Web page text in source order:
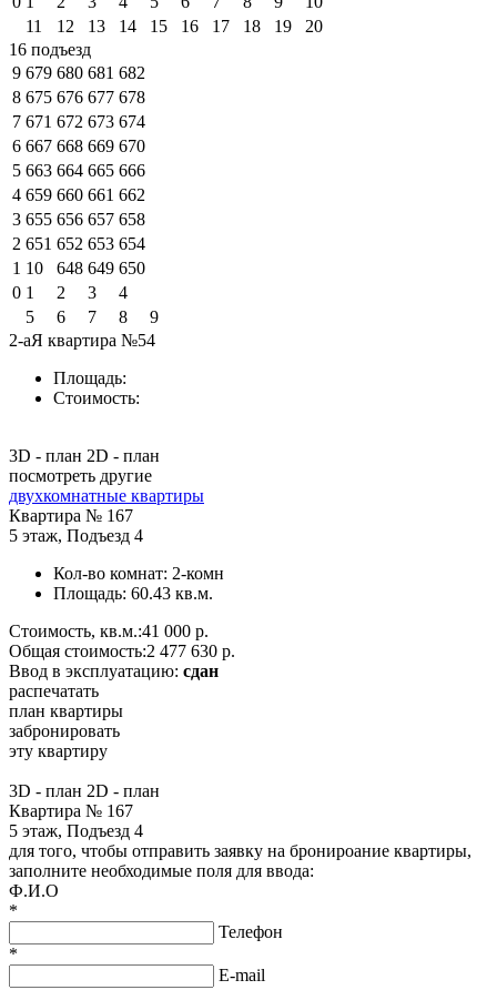
11
12 13 14 15 16 17 18 19
20
16 подъезд
9 679 680 681 682
8 675 676 677 678
7 671 672 673 674
6 667 668 669 670
5 663 664 665 666
4 659 660 661 662
3 655 656 657 658
2 651 652 653 654
1 10 648 649 650
0 1 2 3
4
5
6 7 8
9
2-аЯ квартира №54
Площадь:
Стоимость:
3D - план 2D - план
посмотреть другие
двухкомнатные квартиры
Квартира № 167
5 этаж, Подъезд 4
Кол-во комнат: 2-комн
Площадь: 60.43 кв.м.
Стоимость, кв.м.:41 000 р.
Общая стоимость:2 477 630 р.
Ввод в эксплуатацию: сдан
распечатать
план квартиры
забронировать
эту квартиру
3D - план 2D - план
Квартира № 167
5 этаж, Подъезд 4
для того, чтобы отправить заявку на бронироание квартиры,
заполните необходимые поля для ввода:
Ф.И.О
*
Телефон
*
E-mail